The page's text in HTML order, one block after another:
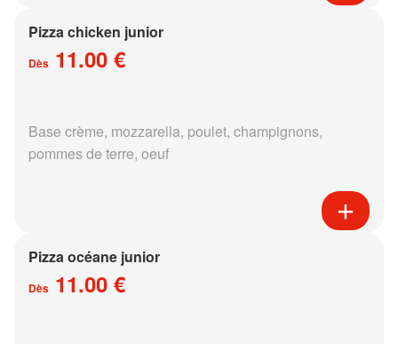
Pizza chicken junior
Dès 11.00 €
Base crème, mozzarella, poulet, champignons,
pommes de terre, oeuf
Pizza océane junior
Dès 11.00 €